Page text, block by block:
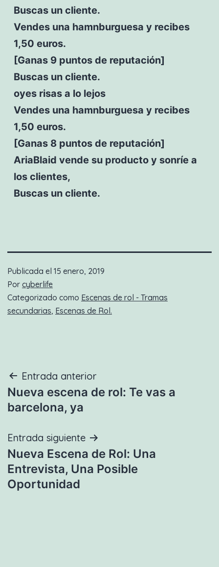
Buscas un cliente.
Vendes una hamnburguesa y recibes
1,50 euros.
[Ganas 9 puntos de reputación]
Buscas un cliente.
oyes risas a lo lejos
Vendes una hamnburguesa y recibes
1,50 euros.
[Ganas 8 puntos de reputación]
AriaBlaid vende su producto y sonríe a
los clientes,
Buscas un cliente.
Publicada el 15 enero, 2019
Por cyberlife
Categorizado como Escenas de rol - Tramas
secundarias, Escenas de Rol.
Navegación
de
Entrada anterior
Nueva escena de rol: Te vas a
barcelona, ya
Entrada siguiente
Nueva Escena de Rol: Una
Entrevista, Una Posible
Oportunidad